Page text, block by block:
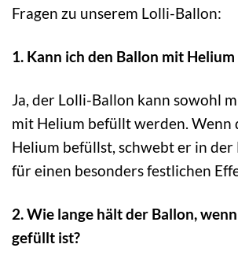
Fragen zu unserem Lolli-Ballon:
1. Kann ich den Ballon mit
Ja, der Lolli-Ballon kann sowohl
mit Helium befüllt werden. Wenn
Helium befüllst, schwebt er in
für einen besonders festlichen
2. Wie lange hält der Ballon,
gefüllt ist?